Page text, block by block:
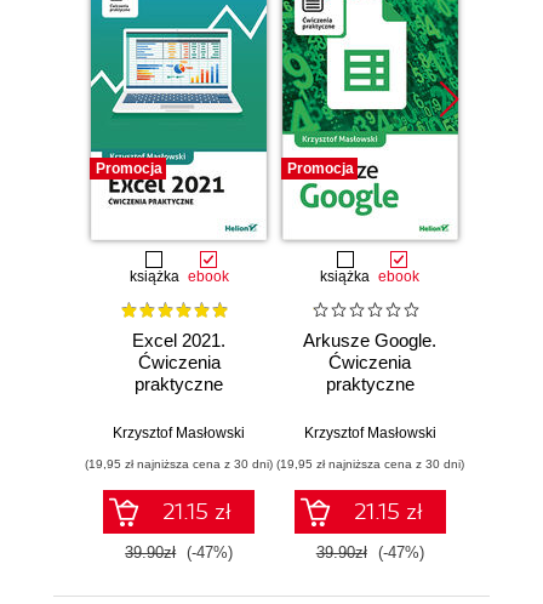
Promocja
książka ebook
Excel 2021.
Ćwiczenia
praktyczne
Krzysztof Masłowski
(19,95 zł najniższa cena z 30 dni)
21.15 zł
39.90zł (-47%)
Promocja
książka ebook
Arkusze Google.
Ćwiczenia
praktyczne
Krzysztof Masłowski
(19,95 zł najniższa cena z 30 dni)
21.15 zł
39.90zł (-47%)